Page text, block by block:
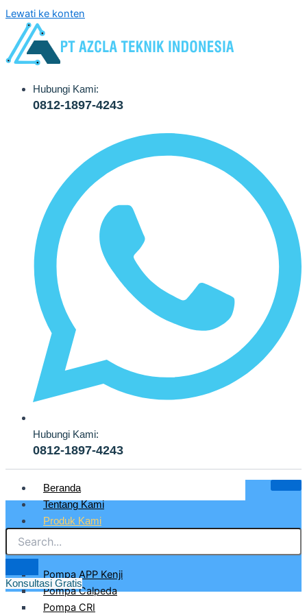
Lewati ke konten
Hubungi Kami:
0812-1897-4243
Hubungi Kami:
0812-1897-4243
Beranda
Tentang Kami
Produk Kami
Pompa Air Bersih & Industri
Pompa APP Kenji
Pompa Calpeda
Pompa CRI
Konsultasi Gratis
PT. AZCLA TEKNIK INDONESIA